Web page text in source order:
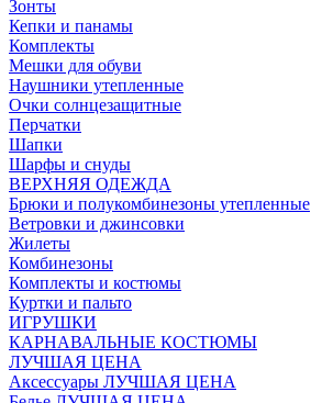
Зонты
Кепки и панамы
Комплекты
Мешки для обуви
Наушники утепленные
Очки солнцезащитные
Перчатки
Шапки
Шарфы и снуды
ВЕРХНЯЯ ОДЕЖДА
Брюки и полукомбинезоны утепленные
Ветровки и джинсовки
Жилеты
Комбинезоны
Комплекты и костюмы
Куртки и пальто
ИГРУШКИ
КАРНАВАЛЬНЫЕ КОСТЮМЫ
ЛУЧШАЯ ЦЕНА
Аксессуары ЛУЧШАЯ ЦЕНА